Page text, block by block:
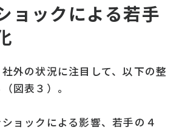
ョックによる若手
外の状況に注目して、以下の整
図表３）。
ョックによる影響、若手の４